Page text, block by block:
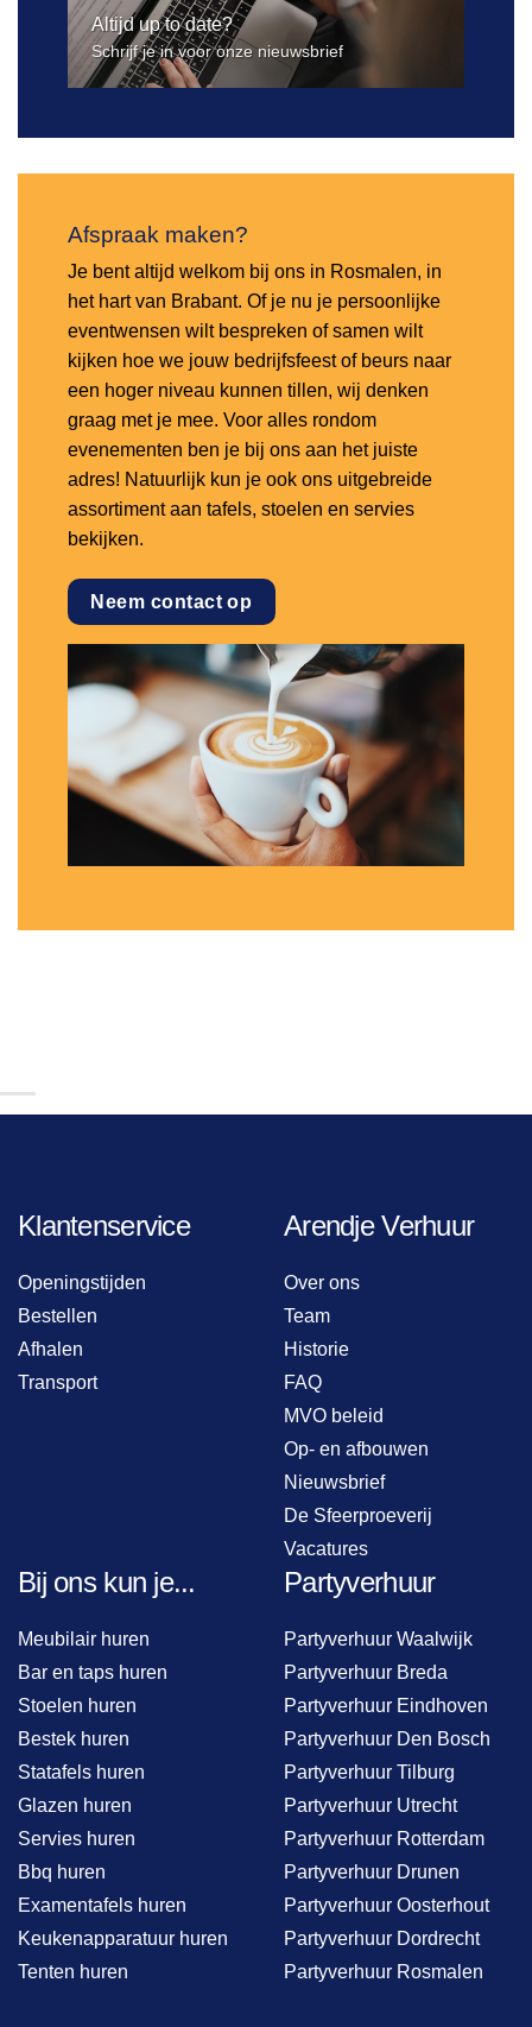
Altijd up to date?
Schrijf je in voor onze nieuwsbrief
Afspraak maken?
Je bent altijd welkom bij ons in Rosmalen, in
het hart van Brabant. Of je nu je persoonlijke
eventwensen wilt bespreken of samen wilt
kijken hoe we jouw bedrijfsfeest of beurs naar
een hoger niveau kunnen tillen, wij denken
graag met je mee. Voor alles rondom
evenementen ben je bij ons aan het juiste
adres! Natuurlijk kun je ook ons uitgebreide
assortiment aan tafels, stoelen en servies
bekijken.
Neem contact op
Klantenservice
Openingstijden
Bestellen
Afhalen
Transport
Arendje Verhuur
Over ons
Team
Historie
FAQ
MVO beleid
Op- en afbouwen
Nieuwsbrief
De Sfeerproeverij
Vacatures
Bij ons kun je...
Meubilair huren
Bar en taps huren
Stoelen huren
Bestek huren
Statafels huren
Glazen huren
Servies huren
Bbq huren
Examentafels huren
Keukenapparatuur huren
Tenten huren
Partyverhuur
Partyverhuur Waalwijk
Partyverhuur Breda
Partyverhuur Eindhoven
Partyverhuur Den Bosch
Partyverhuur Tilburg
Partyverhuur Utrecht
Partyverhuur Rotterdam
Partyverhuur Drunen
Partyverhuur Oosterhout
Partyverhuur Dordrecht
Partyverhuur Rosmalen